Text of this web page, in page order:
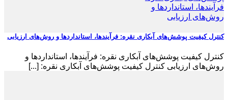
کنترل کیفیت پوشش‌های آبکاری نقره: فرآیندها، استانداردها و روش‌های ارزیابی
کنترل کیفیت پوشش‌های آبکاری نقره: فرآیندها، استانداردها و
روش‌های ارزیابی کنترل کیفیت پوشش‌های آبکاری نقره: [...]